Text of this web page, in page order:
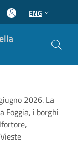
ENG
2026. La
Foggia, i borghi